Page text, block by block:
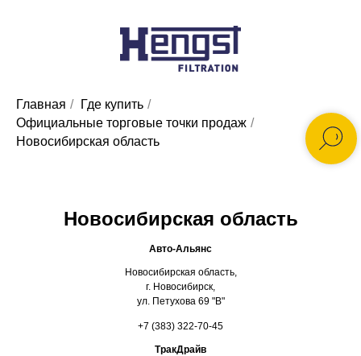
Главная / Где купить /
Официальные торговые точки продаж /
Новосибирская область
Новосибирская область
Авто-Альянс
Новосибирская область,
г. Новосибирск,
ул. Петухова 69 "В"
+7 (383) 322-70-45
ТракДрайв